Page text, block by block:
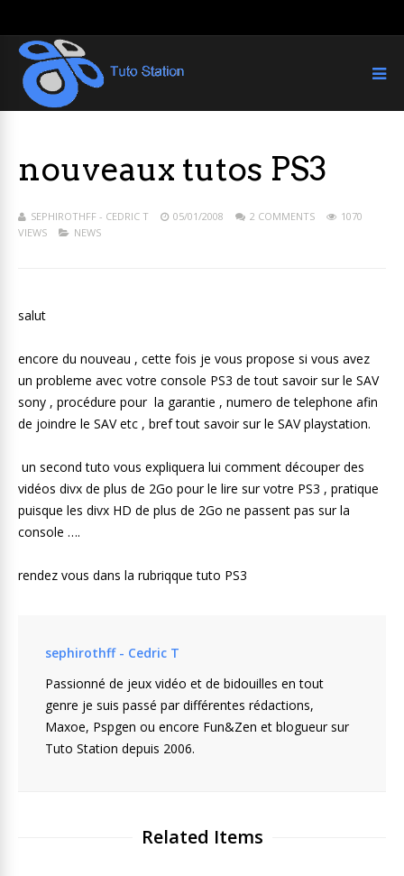
nouveaux tutos PS3
SEPHIROTHFF - CEDRIC T 05/01/2008 2 COMMENTS
1070
VIEWS
NEWS
salut
encore du nouveau , cette fois je vous propose si vous avez
un probleme avec votre console PS3 de tout savoir sur le SAV
sony , procédure pour la garantie , numero de telephone afin
de joindre le SAV etc , bref tout savoir sur le SAV playstation.
un second tuto vous expliquera lui comment découper des
vidéos divx de plus de 2Go pour le lire sur votre PS3 , pratique
puisque les divx HD de plus de 2Go ne passent pas sur la
console ….
rendez vous dans la rubriqque tuto PS3
sephirothff - Cedric T
Passionné de jeux vidéo et de bidouilles en tout
genre je suis passé par différentes rédactions,
Maxoe, Pspgen ou encore Fun&Zen et blogueur sur
Tuto Station depuis 2006.
Related Items